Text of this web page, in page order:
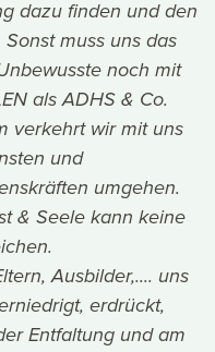
dazu finden und den
muss uns das
noch mit
als ADHS & Co.
verkehrt wir mit uns
und
umgehen.
& Seele kann keine
Ausbilder,.... uns
erdrückt,
Entfaltung und am